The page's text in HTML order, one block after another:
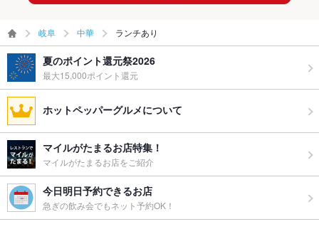
岐阜 中華 ランチあり
夏のポイント還元祭2026
最大15,000ポイント還元
ホットペッパーグルメについて
マイルがたまるお店特集！
マイルがたまるお店をご紹介
今日明日予約できるお店
急ぎの飲み会でもネット予約OK！